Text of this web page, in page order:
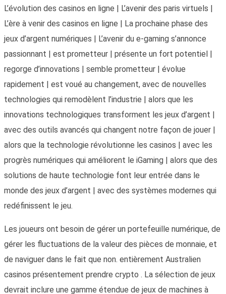
L’évolution des casinos en ligne | L’avenir des paris virtuels |
L’ère à venir des casinos en ligne | La prochaine phase des
jeux d’argent numériques | L’avenir du e-gaming s’annonce
passionnant | est prometteur | présente un fort potentiel |
regorge d’innovations | semble prometteur | évolue
rapidement | est voué au changement, avec de nouvelles
technologies qui remodèlent l’industrie | alors que les
innovations technologiques transforment les jeux d’argent |
avec des outils avancés qui changent notre façon de jouer |
alors que la technologie révolutionne les casinos | avec les
progrès numériques qui améliorent le iGaming | alors que des
solutions de haute technologie font leur entrée dans le
monde des jeux d’argent | avec des systèmes modernes qui
redéfinissent le jeu.
Les joueurs ont besoin de gérer un portefeuille numérique, de
gérer les fluctuations de la valeur des pièces de monnaie, et
de naviguer dans le fait que non. entièrement Australien
casinos présentement prendre crypto . La sélection de jeux
devrait inclure une gamme étendue de jeux de machines à